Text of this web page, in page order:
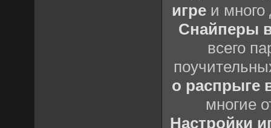
игреи много
Снайперы
всего
о распрыге
многие
Настройки